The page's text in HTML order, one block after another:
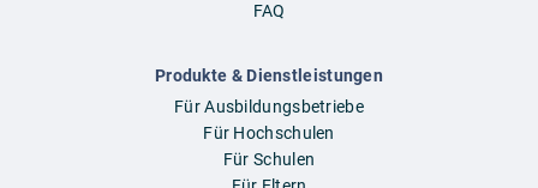
FAQ
Produkte & Dienstleistungen
Für Ausbildungsbetriebe
Für Hochschulen
Für Schulen